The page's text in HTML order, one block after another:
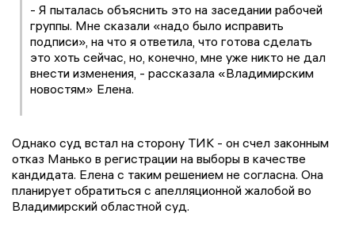
- Я пыталась объяснить это на заседании рабочей
группы. Мне сказали «надо было исправить
подписи», на что я ответила, что готова сделать
это хоть сейчас, но, конечно, мне уже никто не дал
внести изменения, - рассказала «Владимирским
новостям» Елена.
Однако суд встал на сторону ТИК - он счел законным
отказ Манько в регистрации на выборы в качестве
кандидата. Елена с таким решением не согласна. Она
планирует обратиться с апелляционной жалобой во
Владимирский областной суд.